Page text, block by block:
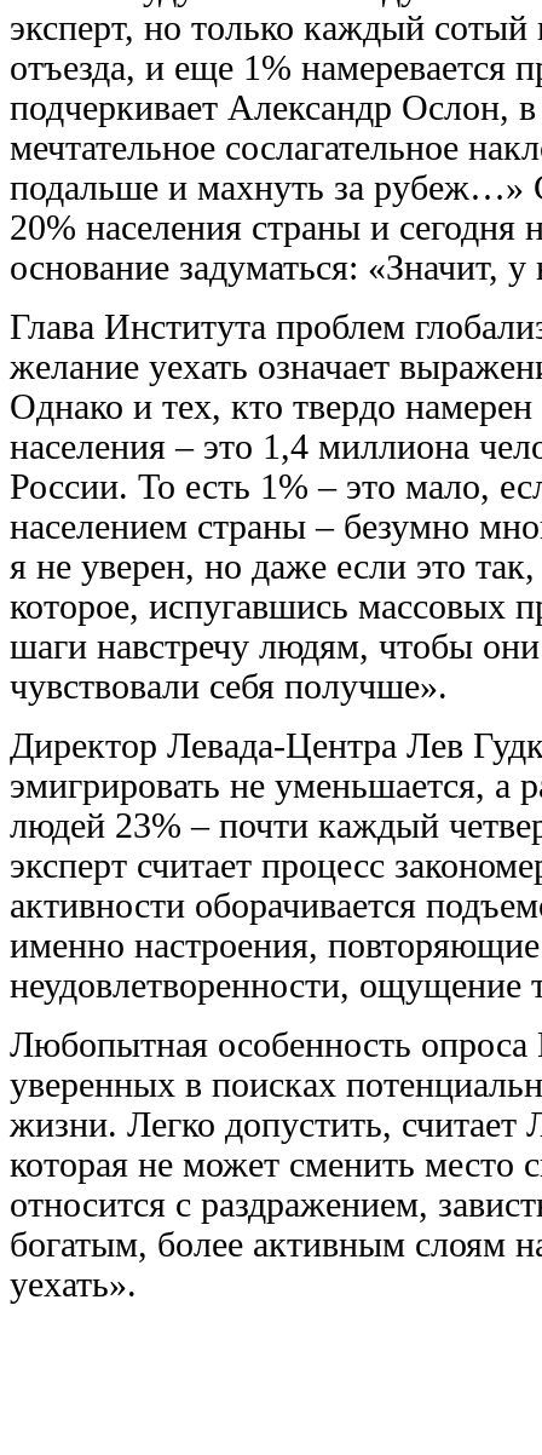
эксперт, но только каждый
отъезда, и еще 1% намеревается
подчеркивает Александр Ослон,
мечтательное сослагательное
подальше и махнуть за рубеж…»
20% населения страны и
основание задуматься: «Значит,
Глава Института проблем
желание уехать означает
Однако и тех, кто твердо
населения – это 1,4 миллиона
России. То есть 1% – это мало,
населением страны – безумно
я не уверен, но даже если это
которое, испугавшись массовых
шаги навстречу людям, чтобы
чувствовали себя получше».
Директор Левада-Центра Лев
эмигрировать не уменьшается, а
людей 23% – почти каждый
эксперт считает процесс
активности оборачивается
именно настроения,
неудовлетворенности, ощущение
Любопытная особенность
уверенных в поисках
жизни. Легко допустить, считает
которая не может сменить место
относится с раздражением,
богатым, более активным слоям
уехать».